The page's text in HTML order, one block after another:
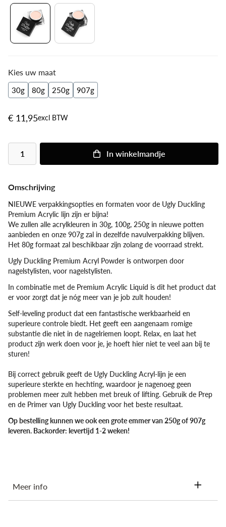
Kies uw maat
30g 80g 250g 907g
€ 11,95excl BTW
In winkelmandje
Omschrijving
NIEUWE verpakkingsopties en formaten voor de Ugly Duckling
Premium Acrylic lijn zijn er bijna!
We zullen alle acrylkleuren in 30g, 100g, 250g in nieuwe potten
aanbieden en onze 907g zal in dezelfde navulverpakking blijven.
Het 80g formaat zal beschikbaar zijn zolang de voorraad strekt.
Ugly Duckling Premium Acryl Powder is ontworpen door
nagelstylisten, voor nagelstylisten.
In combinatie met de Premium Acrylic Liquid is dit het product dat
er voor zorgt dat je nóg meer van je job zult houden!
Self-leveling product dat een fantastische werkbaarheid en
superieure controle biedt. Het geeft een aangenaam romige
substantie die niet in de nagelriemen loopt. Relax, en laat het
product zijn werk doen voor je, je hoeft hier niet te veel aan bij te
sturen!
Bij correct gebruik geeft de Ugly Duckling Acryl-lijn je een
superieure sterkte en hechting, waardoor je nagenoeg geen
problemen meer zult hebben met breuk of lifting. Gebruik de Prep
en de Primer van Ugly Duckling voor het beste resultaat.
Op bestelling kunnen we ook een grote emmer van 250g of 907g
leveren. Backorder: levertijd 1-2 weken!
Meer info